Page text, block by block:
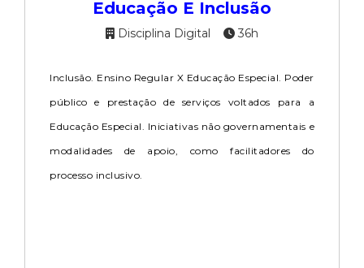
Educação E Inclusão
Disciplina Digital 36h
Inclusão. Ensino Regular X Educação Especial. Poder
público e prestação de serviços voltados para a
Educação Especial. Iniciativas não governamentais e
modalidades de apoio, como facilitadores do
processo inclusivo.